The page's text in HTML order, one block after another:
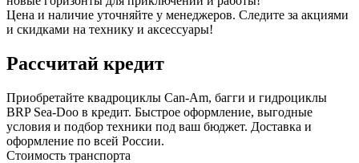
Цена и наличие уточняйте у менеджеров. Следите за акциями
и скидками на технику и аксессуары!
Рассчитай кредит
Приобретайте квадроциклы Can-Am, багги и гидроциклы
BRP Sea-Doo в кредит. Быстрое оформление, выгодные
условия и подбор техники под ваш бюджет. Доставка и
оформление по всей России.
Стоимость транспорта